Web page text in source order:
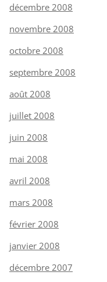
décembre 2008
novembre 2008
octobre 2008
septembre 2008
août 2008
juillet 2008
juin 2008
mai 2008
avril 2008
mars 2008
février 2008
janvier 2008
décembre 2007